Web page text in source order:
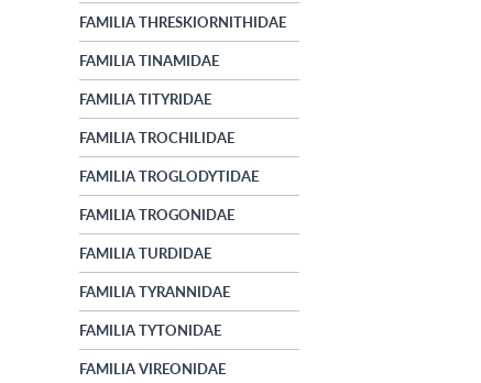
FAMILIA THRESKIORNITHIDAE
FAMILIA TINAMIDAE
FAMILIA TITYRIDAE
FAMILIA TROCHILIDAE
FAMILIA TROGLODYTIDAE
FAMILIA TROGONIDAE
FAMILIA TURDIDAE
FAMILIA TYRANNIDAE
FAMILIA TYTONIDAE
FAMILIA VIREONIDAE